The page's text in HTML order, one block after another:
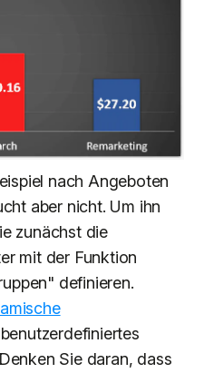
nach Angeboten
aber nicht. Um ihn
zunächst die
mit der Funktion
definieren.
Sie daran, dass